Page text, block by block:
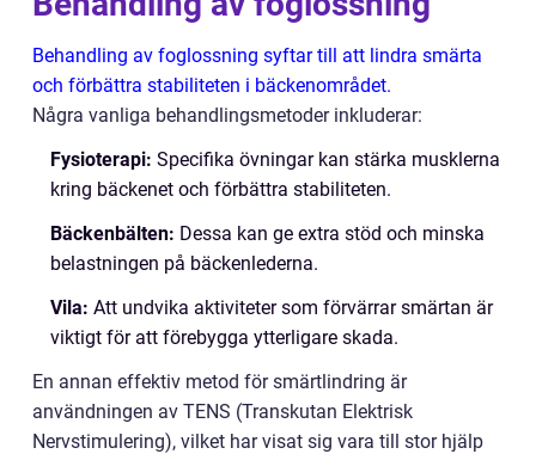
Behandling av foglossning syftar till att lindra smärta
och förbättra stabiliteten i bäckenområdet.
Några vanliga behandlingsmetoder inkluderar:
Fysioterapi: Specifika övningar kan stärka musklerna
kring bäckenet och förbättra stabiliteten.
Bäckenbälten: Dessa kan ge extra stöd och minska
belastningen på bäckenlederna.
Vila: Att undvika aktiviteter som förvärrar smärtan är
viktigt för att förebygga ytterligare skada.
En annan effektiv metod för smärtlindring är
användningen av TENS (Transkutan Elektrisk
Nervstimulering), vilket har visat sig vara till stor hjälp